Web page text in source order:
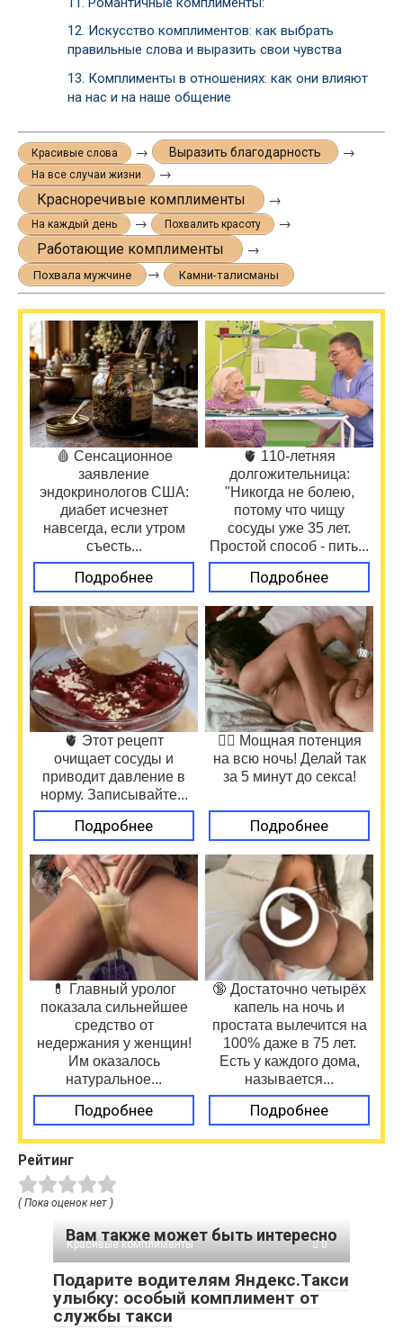
12. Искусство комплиментов: как выбрать
правильные слова и выразить свои чувства
13. Комплименты в отношениях: как они влияют
на нас и на наше общение
Красивые слова → Выразить благодарность →
На все случаи жизни →
Красноречивые комплименты →
На каждый день → Похвалить красоту →
Работающие комплименты →
Похвала мужчине → Камни-талисманы
🩸 Сенсационное
заявление
эндокринологов США:
диабет исчезнет
навсегда, если утром
съесть...
Подробнее
🫀 110-летняя
долгожительница:
"Никогда не болею,
потому что чищу
сосуды уже 35 лет.
Простой способ - пить...
Подробнее
🫀 Этот рецепт
очищает сосуды и
приводит давление в
норму. Записывайте...
Подробнее
❤️‍🔥 Мощная потенция
на всю ночь! Делай так
за 5 минут до секса!
Подробнее
💊 Главный уролог
показала сильнейшее
средство от
недержания у женщин!
Им оказалось
натуральное...
Подробнее
🔞 Достаточно четырёх
капель на ночь и
простата вылечится на
100% даже в 75 лет.
Есть у каждого дома,
называется...
Подробнее
Рейтинг
( Пока оценок нет )
Вам также может быть интересно
Красивые комплименты 0
Подарите водителям Яндекс.Такси
улыбку: особый комплимент от
службы такси